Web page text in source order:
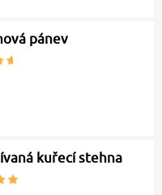
pánev
kuřecí stehna